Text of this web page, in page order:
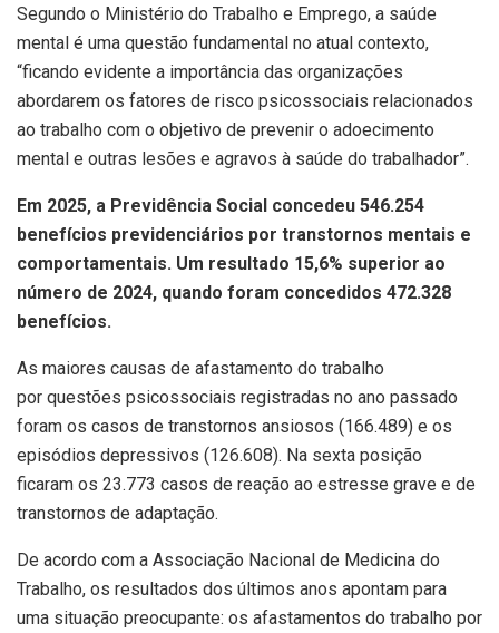
Segundo o Ministério do Trabalho e Emprego, a saúde
mental é uma questão fundamental no atual contexto,
“ficando evidente a importância das organizações
abordarem os fatores de risco psicossociais relacionados
ao trabalho com o objetivo de prevenir o adoecimento
mental e outras lesões e agravos à saúde do trabalhador”.
Em 2025, a Previdência Social concedeu 546.254
benefícios previdenciários por transtornos mentais e
comportamentais. Um resultado 15,6% superior ao
número de 2024, quando foram concedidos 472.328
benefícios.
As maiores causas de afastamento do trabalho
por questões psicossociais registradas no ano passado
foram os casos de transtornos ansiosos (166.489) e os
episódios depressivos (126.608). Na sexta posição
ficaram os 23.773 casos de reação ao estresse grave e de
transtornos de adaptação.
De acordo com a Associação Nacional de Medicina do
Trabalho, os resultados dos últimos anos apontam para
uma situação preocupante: os afastamentos do trabalho por